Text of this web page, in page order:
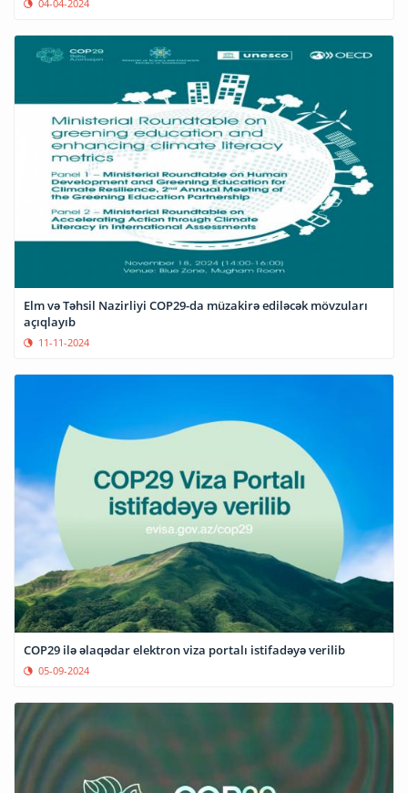
04-04-2024
Elm və Təhsil Nazirliyi COP29-da müzakirə ediləcək mövzuları
açıqlayıb
11-11-2024
COP29 ilə əlaqədar elektron viza portalı istifadəyə verilib
05-09-2024